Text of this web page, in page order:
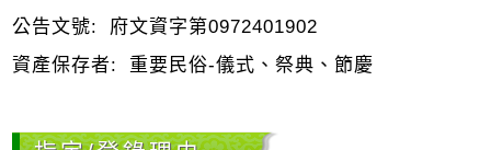
公告文號:
府文資字第0972401902
資產保存者:
重要民俗-儀式、祭典、節慶